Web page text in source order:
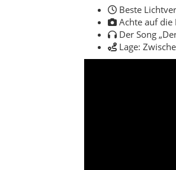
Beste
Achte auf die
Der Song
Lage: